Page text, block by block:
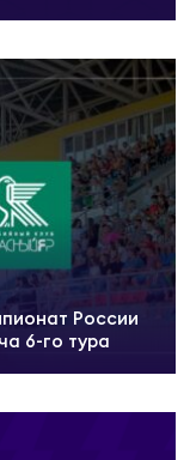
России
6-го тура